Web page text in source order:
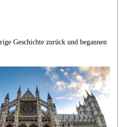
Geschichte zurück und begannen